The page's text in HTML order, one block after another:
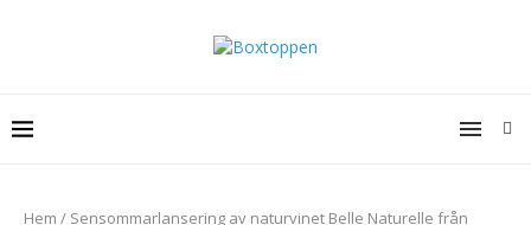
Hem / Sensommarlansering av naturvinet Belle Naturelle från